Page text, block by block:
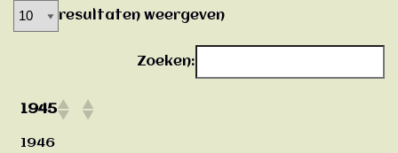
resultaten weergeven
Zoeken:
1945
1946